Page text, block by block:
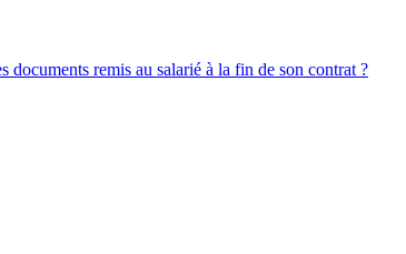
documents remis au salarié à la fin de son contrat ?